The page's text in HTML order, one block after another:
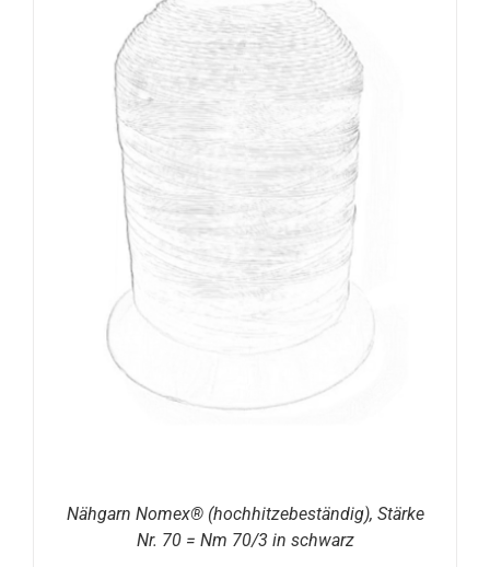
Nähgarn Nomex® (hochhitzebeständig), Stärke
Nr. 70 = Nm 70/3 in schwarz